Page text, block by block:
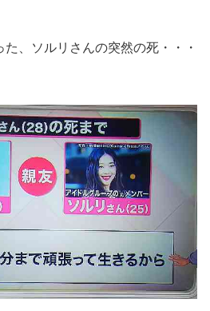
、ソルリさんの突然の死・・・